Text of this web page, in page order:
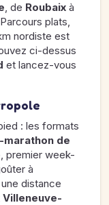
, de Roubaix à
plats,
nordiste est
ci-dessus
et lancez-vous
: les formats
marathon de
, premier week-
à
distance
Villeneuve-